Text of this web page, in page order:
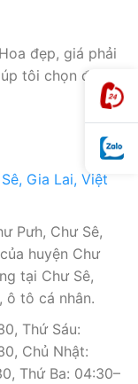
đẹp, giá phải
tôi chọn được
Gia Lai, Việt
Pưh, Chư Sê,
huyện Chư
tại Chư Sê,
ô tô cá nhân.
Thứ Sáu:
Chủ Nhật:
Thứ Ba: 04:30–